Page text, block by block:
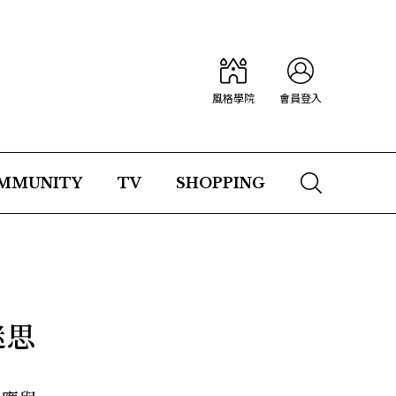
風格學院 會員登入
TV SHOPPING